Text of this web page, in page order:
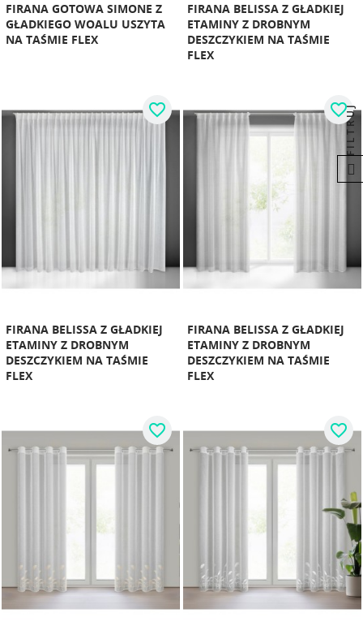
FIRANA GOTOWA SIMONE Z
GŁADKIEGO WOALU USZYTA
NA TAŚMIE FLEX
FIRANA BELISSA Z GŁADKIEJ
ETAMINY Z DROBNYM
DESZCZYKIEM NA TAŚMIE
FLEX
FIRANA BELISSA Z GŁADKIEJ
ETAMINY Z DROBNYM
DESZCZYKIEM NA TAŚMIE
FLEX
favorite_border
FIRANA BELISSA Z GŁADKIEJ
ETAMINY Z DROBNYM
DESZCZYKIEM NA TAŚMIE
FLEX
favorite_border
favorite_border favorite_border
FILTRUJ